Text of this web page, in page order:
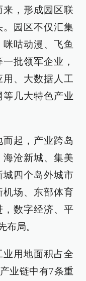
，形成园区联
园区不仅汇集
咕动漫、飞鱼
批领军企业，
、大数据人工
几大特色产业
起，产业跨岛
沧新城、集美
城四个岛外城市
机场、东部体育
，数字经济、平
布局。
用地面积占全
业链中有7条重